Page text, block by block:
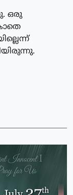
ഒരു